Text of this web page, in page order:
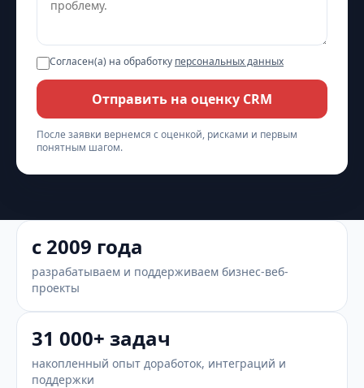
Согласен(а) на обработку персональных данных
Отправить на оценку CRM
После заявки вернемся с оценкой, рисками и первым
понятным шагом.
с 2009 года
разрабатываем и поддерживаем бизнес-веб-
проекты
31 000+ задач
накопленный опыт доработок, интеграций и
поддержки